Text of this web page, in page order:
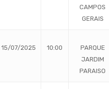
CAMPOS
GERAIS
15/07/2025 10:00
PARQUE
JARDIM
PARAISO